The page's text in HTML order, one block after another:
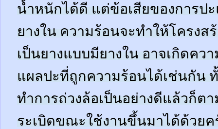
น้ำหนักได้ดี แต่ข้อเสียของการป
ยางใน ความร้อนจะทำให้โครงส
เป็นยางแบบมียางใน อาจเกิดคว
แผลปะที่ถูกความร้อนได้เช่นกัน
ทำการถ่วงล้อเป็นอย่างดีแล้วก็ต
ระเบิดขณะใช้งานขึ้นมาได้ด้วยค